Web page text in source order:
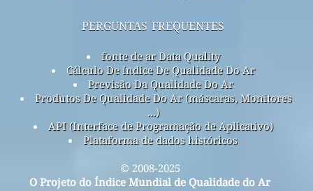
perguntas frequentes
fonte de ar Data Quality
Cálculo De índice De Qualidade Do Ar
Previsão Da Qualidade Do Ar
Produtos De Qualidade Do Ar (máscaras, Monitores
...)
API (Interface de Programação de Aplicativo)
Plataforma de dados históricos
© 2008-2025
O Projeto do Índice Mundial de Qualidade do Ar